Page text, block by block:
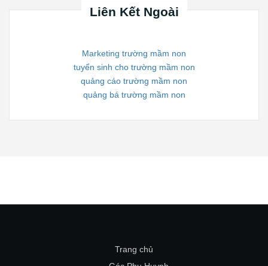
Liên Kết Ngoài
Marketing trường mầm non
tuyển sinh cho trường mầm non
quảng cáo trường mầm non
quảng bá trường mầm non
Trang chủ